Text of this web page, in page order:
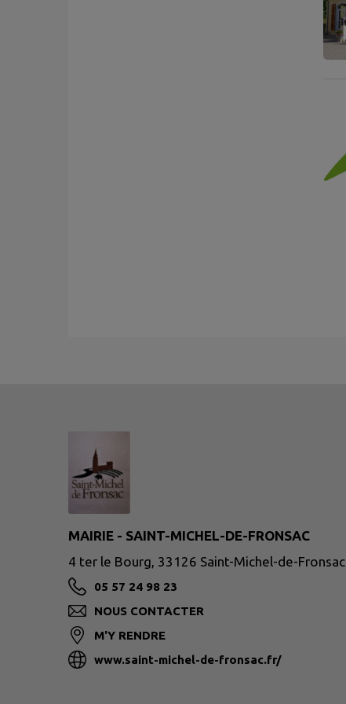
MAIRIE - SAINT-MICHEL-DE-FRONSAC
4 ter le Bourg, 33126 Saint-Michel-de-Fronsac
05 57 24 98 23
NOUS CONTACTER
M'Y RENDRE
www.saint-michel-de-fronsac.fr/